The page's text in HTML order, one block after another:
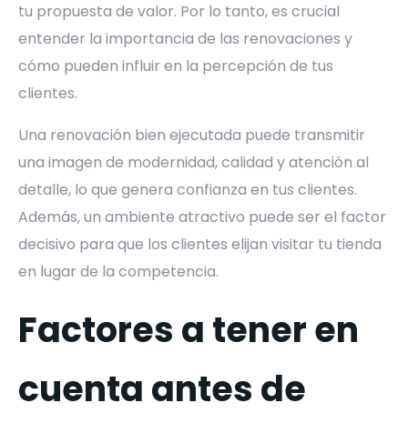
tu propuesta de valor. Por lo tanto, es crucial
entender la importancia de las renovaciones y
cómo pueden influir en la percepción de tus
clientes.
Una renovación bien ejecutada puede transmitir
una imagen de modernidad, calidad y atención al
detalle, lo que genera confianza en tus clientes.
Además, un ambiente atractivo puede ser el factor
decisivo para que los clientes elijan visitar tu tienda
en lugar de la competencia.
Factores a tener en
cuenta antes de